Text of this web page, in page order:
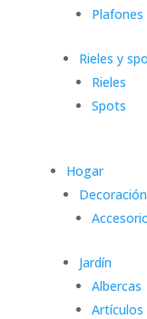
Rieles y
Rieles
Spots
Hogar
Jardín
Albercas
Artículos